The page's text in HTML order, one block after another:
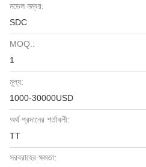
মডেল নম্বর:
SDC
MOQ.:
1
মূল্য:
1000-30000USD
অর্থ প্রদানের শর্তাবলী:
TT
সরবরাহের ক্ষমতা: